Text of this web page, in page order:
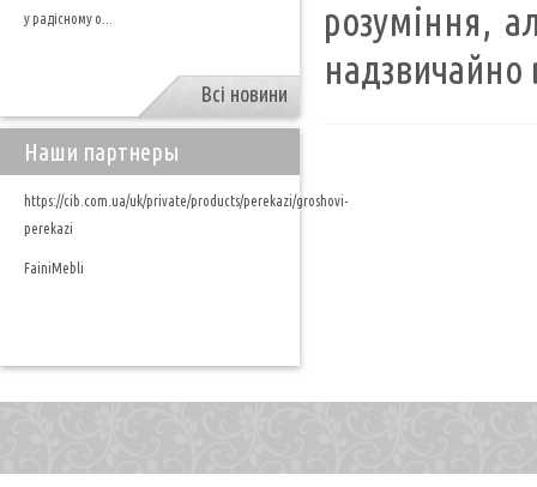
розуміння,
надзвичайно
у радісному о...
Всі новини
Наши партнеры
https://cib.com.ua/uk/private/products/perekazi/groshovi-
perekazi
FainiMebli